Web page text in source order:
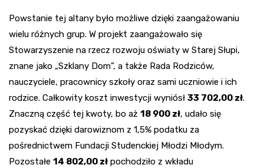
Powstanie tej altany było możliwe dzięki zaangażowaniu
wielu różnych grup. W projekt zaangażowało się
Stowarzyszenie na rzecz rozwoju oświaty w Starej Słupi,
znane jako „Szklany Dom”, a także Rada Rodziców,
nauczyciele, pracownicy szkoły oraz sami uczniowie i ich
rodzice. Całkowity koszt inwestycji wyniósł 33 702,00 zł.
Znaczną część tej kwoty, bo aż 18 900 zł, udało się
pozyskać dzięki darowiznom z 1,5% podatku za
pośrednictwem Fundacji Studenckiej Młodzi Młodym.
Pozostałe 14 802,00 zł pochodziło z wkładu